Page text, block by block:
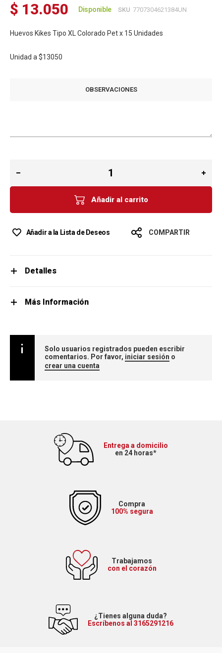
$ 13.050 Disponible SKU 7707304621384UN
Huevos Kikes Tipo XL Colorado Pet x 15 Unidades
Unidad a $13050
OBSERVACIONES
Añadir al carrito
Añadir a la Lista de Deseos COMPARTIR
Detalles
Más Información
Solo usuarios registrados pueden escribir
comentarios. Por favor, iniciar sesión o
crear una cuenta
Entrega a domicilio
en 24 horas*
Compra
100% segura
Trabajamos
con el corazón
¿Tienes alguna duda?
Escríbenos al 3165291216